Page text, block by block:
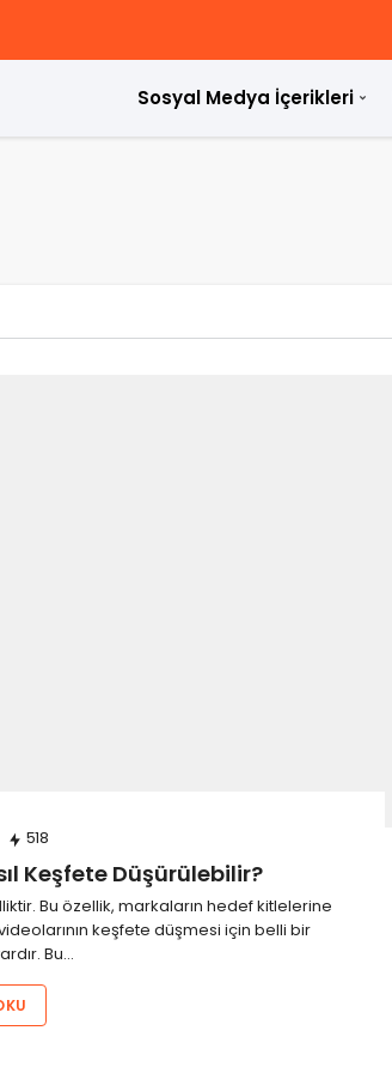
Sosyal Medya İçerikleri
518
Keşfete Düşürülebilir?
Bu özellik, markaların hedef kitlelerine
keşfete düşmesi için belli bir
Bu…